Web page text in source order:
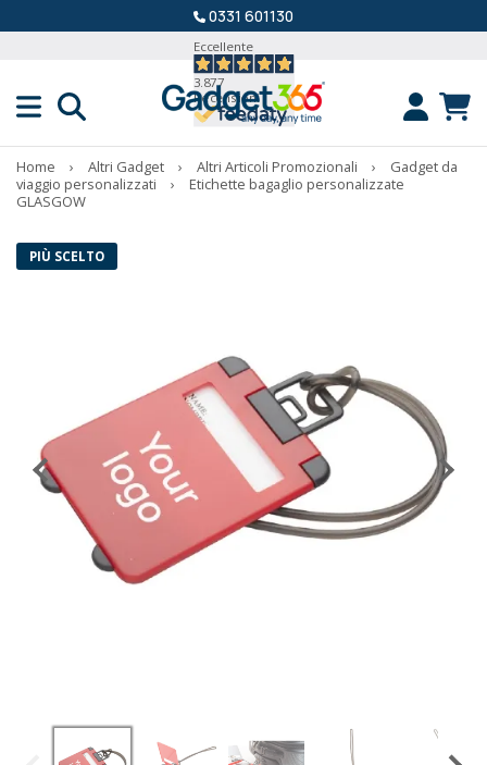
0331 601130
Eccellente
3.877
Recensioni
Home › Altri Gadget › Altri Articoli Promozionali ›
Gadget da
viaggio personalizzati
›
Etichette bagaglio personalizzate
GLASGOW
PIÙ SCELTO